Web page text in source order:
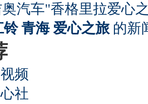
汽车"香格里拉爱心
铃 青海 爱心之旅 的新
频
社